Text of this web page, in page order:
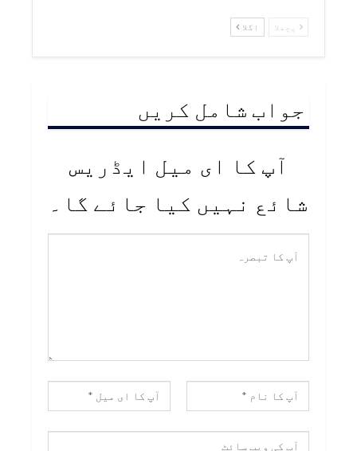
پچھلا اگلا
جواب شامل کریں
آپ کا ای میل ایڈریس
شائع نہیں کیا جائے گا۔